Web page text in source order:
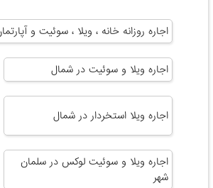
اجاره روزانه خانه ، ویلا ، سوئیت و
اجاره ویلا و سوئیت در شمال
اجاره ویلا استخردار در شمال
اجاره ویلا و سوئیت لوکس در سلمان
شهر